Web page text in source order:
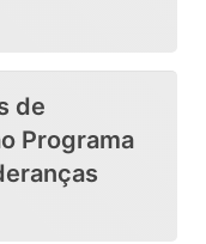
de
Programa